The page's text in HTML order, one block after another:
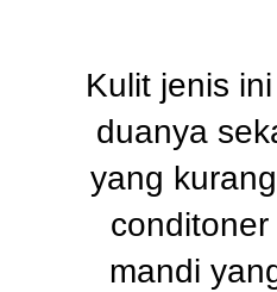
Kulit jenis
duanya
yang
mandi